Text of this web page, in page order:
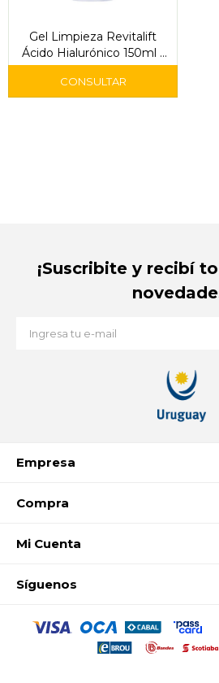
Gel Limpieza Revitalift
Ácido Hialurónico 150ml -
L'Oreal
Empresa
Compra
Mi Cuenta
Síguenos
¡Suscribite y recibí